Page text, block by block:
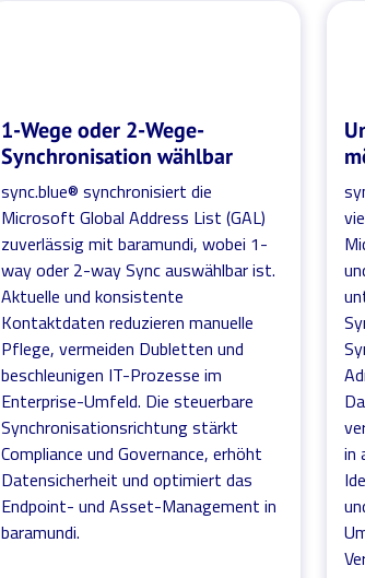
1-Wege oder 2-Wege-
Synchronisation wählbar
sync.blue® synchronisiert die
Microsoft Global Address List (GAL)
zuverlässig mit baramundi, wobei 1-
way oder 2-way Sync auswählbar ist.
Aktuelle und konsistente
Kontaktdaten reduzieren manuelle
Pflege, vermeiden Dubletten und
beschleunigen IT-Prozesse im
Enterprise-Umfeld. Die steuerbare
Synchronisationsrichtung stärkt
Compliance und Governance, erhöht
Datensicherheit und optimiert das
Endpoint- und Asset-Management in
baramundi.
in